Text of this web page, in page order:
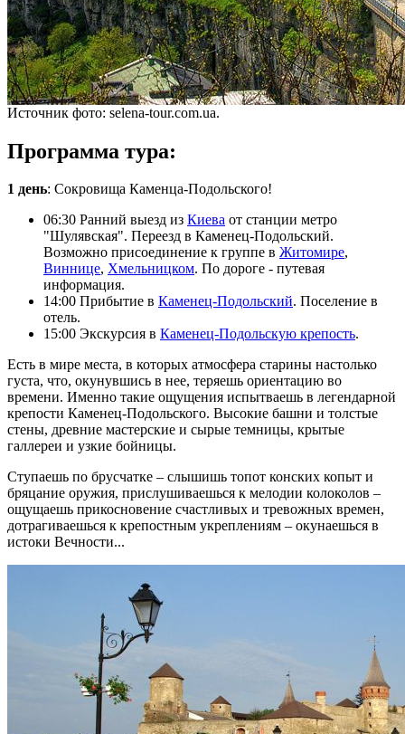
Источник фото: selena-tour.com.ua.
Программа тура:
1 день: Сокровища Каменца-Подольского!
06:30 Ранний выезд из Киева от станции метро
"Шулявская". Переезд в Каменец-Подольский.
Возможно присоединение к группе в Житомире,
Виннице, Хмельницком. По дороге - путевая
информация.
14:00 Прибытие в Каменец-Подольский. Поселение в
отель.
15:00 Экскурсия в Каменец-Подольскую крепость.
Есть в мире места, в которых атмосфера старины настолько
густа, что, окунувшись в нее, теряешь ориентацию во
времени. Именно такие ощущения испытваешь в легендарной
крепости Каменец-Подольского. Высокие башни и толстые
стены, древние мастерские и сырые темницы, крытые
галлереи и узкие бойницы.
Ступаешь по брусчатке – слышишь топот конских копыт и
бряцание оружия, прислушиваешься к мелодии колоколов –
ощущаешь прикосновение счастливых и тревожных времен,
дотрагиваешься к крепостным укреплениям – окунаешься в
истоки Вечности...